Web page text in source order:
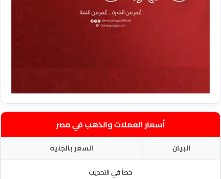
أسعار العملات والذهب في مصر
البيان
السعر بالجنيه
خطأ في التحديث